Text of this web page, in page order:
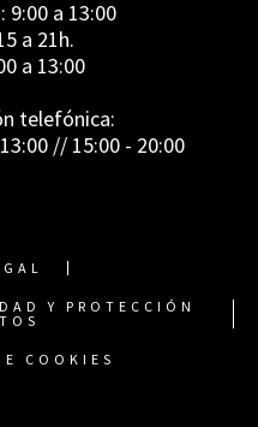
9:00 a 13:00
a 21h.
a 13:00
telefónica:
// 15:00 - 20:00
Y PROTECCIÓN
COOKIES